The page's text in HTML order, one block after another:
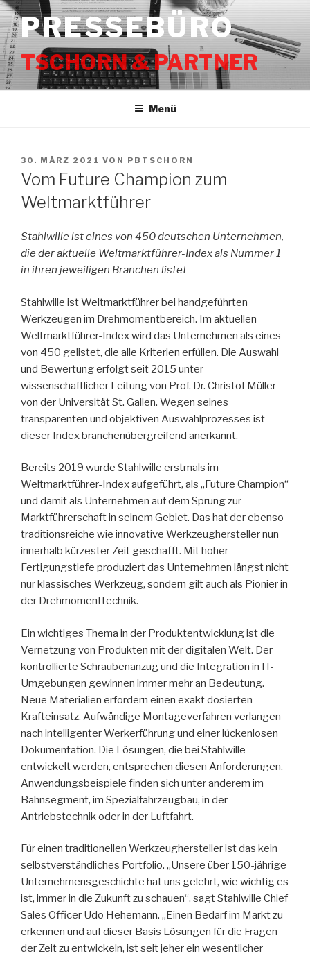
Zum
Inhalt
springenPRESSEBÜRO
TSCHORN & PARTNER
Menü
VERÖFFENTLICHT
AM
30. MÄRZ 2021 VON PBTSCHORN
Vom Future Champion zum
Weltmarktführer
Stahlwille ist eines von 450 deutschen Unternehmen,
die der aktuelle Weltmarktführer-Index als Nummer 1
in ihren jeweiligen Branchen listet
Stahlwille ist Weltmarktführer bei handgeführten
Werkzeugen im Drehmomentbereich. Im aktuellen
Weltmarktführer-Index wird das Unternehmen als eines
von 450 gelistet, die alle Kriterien erfüllen. Die Auswahl
und Bewertung erfolgt seit 2015 unter
wissenschaftlicher Leitung von Prof. Dr. Christof Müller
von der Universität St. Gallen. Wegen seines
transparenten und objektiven Auswahlprozesses ist
dieser Index branchenübergreifend anerkannt.
Bereits 2019 wurde Stahlwille erstmals im
Weltmarktführer-Index aufgeführt, als „Future Champion“
und damit als Unternehmen auf dem Sprung zur
Marktführerschaft in seinem Gebiet. Das hat der ebenso
traditionsreiche wie innovative Werkzeughersteller nun
innerhalb kürzester Zeit geschafft. Mit hoher
Fertigungstiefe produziert das Unternehmen längst nicht
nur klassisches Werkzeug, sondern gilt auch als Pionier in
der Drehmomenttechnik.
Ein wichtiges Thema in der Produktentwicklung ist die
Vernetzung von Produkten mit der digitalen Welt. Der
kontrollierte Schraubenanzug und die Integration in IT-
Umgebungen gewinnen immer mehr an Bedeutung.
Neue Materialien erfordern einen exakt dosierten
Krafteinsatz. Aufwändige Montageverfahren verlangen
nach intelligenter Werkerführung und einer lückenlosen
Dokumentation. Die Lösungen, die bei Stahlwille
entwickelt werden, entsprechen diesen Anforderungen.
Anwendungsbeispiele finden sich unter anderem im
Bahnsegment, im Spezialfahrzeugbau, in der
Antriebstechnik oder in der Luftfahrt.
Für einen traditionellen Werkzeughersteller ist das kein
selbstverständliches Portfolio. „Unsere über 150-jährige
Unternehmensgeschichte hat uns gelehrt, wie wichtig es
ist, immer in die Zukunft zu schauen“, sagt Stahlwille Chief
Sales Officer Udo Hehemann. „Einen Bedarf im Markt zu
erkennen und auf dieser Basis Lösungen für die Fragen
der Zeit zu entwickeln, ist seit jeher ein wesentlicher